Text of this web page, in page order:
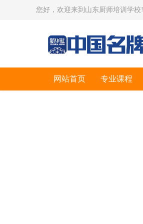
您好，欢迎来到山东厨师培训学校!
网站首页 专业课程